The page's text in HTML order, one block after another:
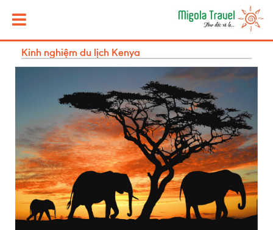
Kinh nghiệm du lịch Kenya